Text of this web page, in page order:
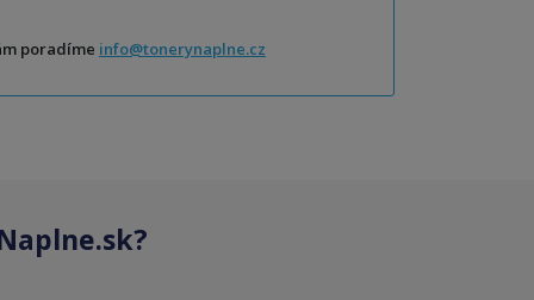
poradíme info@tonerynaplne.cz